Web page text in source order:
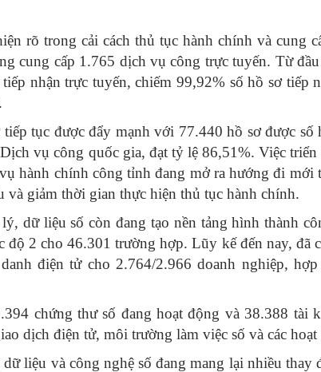
rõ trong cải cách thủ tục hành chính và
cung cấp 1.765 dịch vụ công trực tuyến. Từ
nhận trực tuyến, chiếm 99,92% số hồ sơ
tục được đẩy mạnh với 77.440 hồ sơ được
vụ công quốc gia, đạt tỷ lệ 86,51%. Việc
hành chính công tỉnh đang mở ra hướng đi
và giảm thời gian thực hiện thủ tục hành chính.
dữ liệu số còn đang tạo nền tảng hình thành
độ 2 cho 46.301 trường hợp. Lũy kế đến nay, đã
điện tử cho 2.764/2.966 doanh nghiệp,
chứng thư số đang hoạt động và 38.388
dịch điện tử, môi trường làm việc số và các
liệu và công nghệ số đang mang lại nhiều